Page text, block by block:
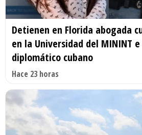
Detienen en Florida abogada
en la Universidad del MININT
diplomático cubano
Hace 23 horas